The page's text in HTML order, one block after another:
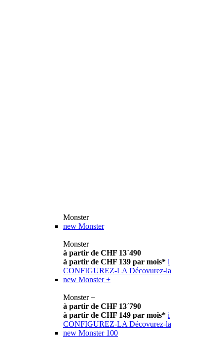
Monster
new Monster
Monster
à partir de CHF 13´490
à partir de CHF 139 par mois* i
CONFIGUREZ-LA Décovurez-la
new Monster +
Monster +
à partir de CHF 13´790
à partir de CHF 149 par mois* i
CONFIGUREZ-LA Décovurez-la
new Monster 100